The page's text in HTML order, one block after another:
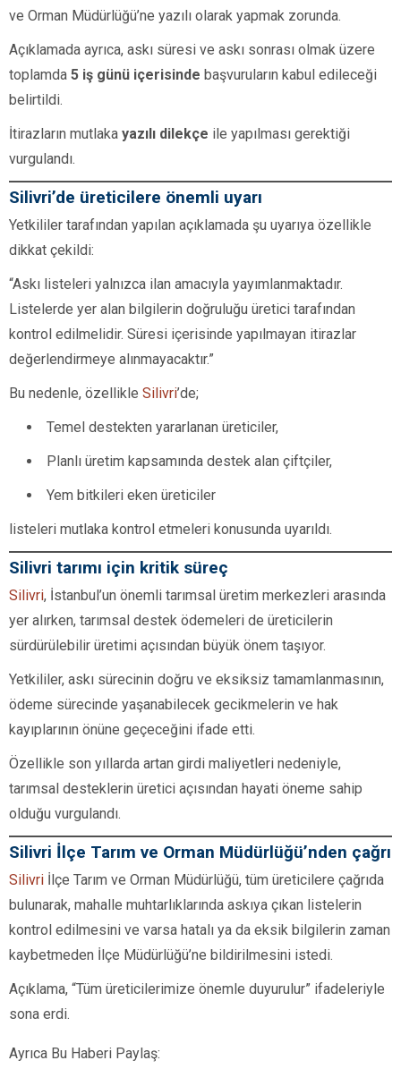
ve Orman Müdürlüğü’ne yazılı olarak yapmak zorunda.
Açıklamada ayrıca, askı süresi ve askı sonrası olmak üzere
toplamda 5 iş günü içerisinde başvuruların kabul edileceği
belirtildi.
İtirazların mutlaka yazılı dilekçe ile yapılması gerektiği
vurgulandı.
Silivri’de üreticilere önemli uyarı
Yetkililer tarafından yapılan açıklamada şu uyarıya özellikle
dikkat çekildi:
“Askı listeleri yalnızca ilan amacıyla yayımlanmaktadır.
Listelerde yer alan bilgilerin doğruluğu üretici tarafından
kontrol edilmelidir. Süresi içerisinde yapılmayan itirazlar
değerlendirmeye alınmayacaktır.”
Bu nedenle, özellikle Silivri’de;
Temel destekten yararlanan üreticiler,
Planlı üretim kapsamında destek alan çiftçiler,
Yem bitkileri eken üreticiler
listeleri mutlaka kontrol etmeleri konusunda uyarıldı.
Silivri tarımı için kritik süreç
Silivri, İstanbul’un önemli tarımsal üretim merkezleri arasında
yer alırken, tarımsal destek ödemeleri de üreticilerin
sürdürülebilir üretimi açısından büyük önem taşıyor.
Yetkililer, askı sürecinin doğru ve eksiksiz tamamlanmasının,
ödeme sürecinde yaşanabilecek gecikmelerin ve hak
kayıplarının önüne geçeceğini ifade etti.
Özellikle son yıllarda artan girdi maliyetleri nedeniyle,
tarımsal desteklerin üretici açısından hayati öneme sahip
olduğu vurgulandı.
Silivri İlçe Tarım ve Orman Müdürlüğü’nden çağrı
Silivri İlçe Tarım ve Orman Müdürlüğü, tüm üreticilere çağrıda
bulunarak, mahalle muhtarlıklarında askıya çıkan listelerin
kontrol edilmesini ve varsa hatalı ya da eksik bilgilerin zaman
kaybetmeden İlçe Müdürlüğü’ne bildirilmesini istedi.
Açıklama, “Tüm üreticilerimize önemle duyurulur” ifadeleriyle
sona erdi.
Ayrıca Bu Haberi Paylaş: